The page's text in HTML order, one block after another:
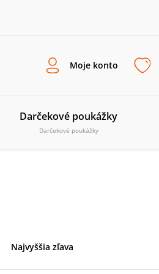
Moje konto
Darčekové poukážky
Darčekové poukážky
Najvyššia zľava